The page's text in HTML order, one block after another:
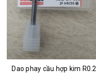
Dao phay cầu hợp kim R0.2